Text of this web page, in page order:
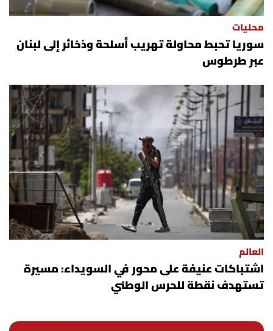
محليات
سوريا تحبط محاولة تهريب أسلحة وذخائر إلى لبنان
عبر طرطوس
العالم
اشتباكات عنيفة على محور في السويداء: مسيرة
تستهدف نقطة للحرس الوطني